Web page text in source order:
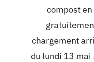
compost
chargement
du lundi 13 mai